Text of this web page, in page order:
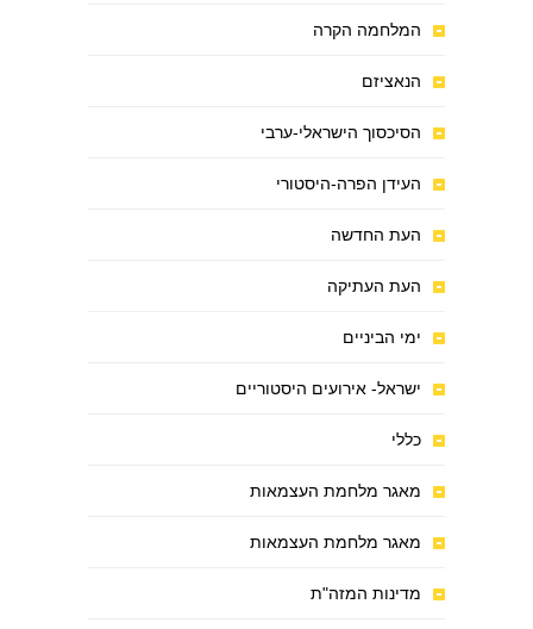
המלחמה הקרה
הנאציזם
הסיכסוך הישראלי-ערבי
העידן הפרה-היסטורי
העת החדשה
העת העתיקה
ימי הביניים
ישראל- אירועים היסטוריים
כללי
מאגר מלחמת העצמאות
מאגר מלחמת העצמאות
מדינות המזה"ת